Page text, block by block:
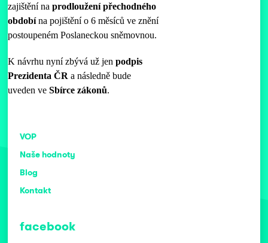
zajištění naprodloužení přechodného
obdobína pojištění o 6 měsíců ve znění
postoupeném Poslaneckou sněmovnou.
K návrhu nyní zbývá už jenpodpis
Prezidenta ČR a následně bude
uveden veSbírce zákonů.
VOP
Naše hodnoty
Blog
Kontakt
facebook